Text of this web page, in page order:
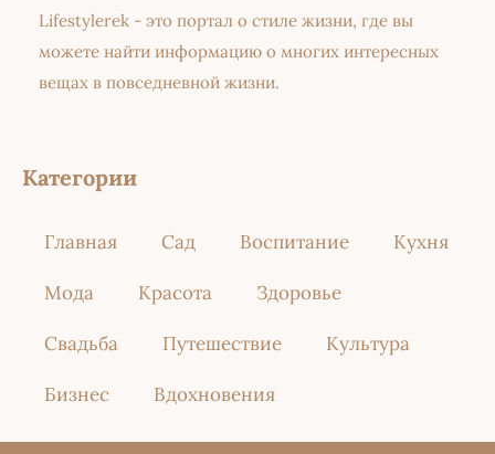
Lifestylerek - это портал о стиле жизни, где вы
можете найти информацию о многих интересных
вещах в повседневной жизни.
Категории
Главная Сад Воспитание Кухня
Мода Красота Здоровье
Свадьба Путешествие Культура
Бизнес Вдохновения